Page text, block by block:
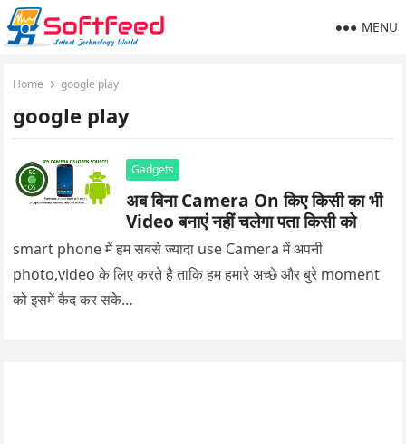
MENU
Home google play
google play
Gadgets
अब बिना Camera On किए किसी का भी
Video बनाएं नहीं चलेगा पता किसी को
smart phone में हम सबसे ज्यादा use Camera में अपनी
photo,video के लिए करते है ताकि हम हमारे अच्छे और बुरे moment
को इसमें कैद कर सके…